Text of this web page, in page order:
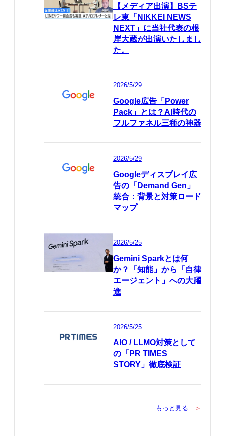
【メディア出演】BSテ
レ東「NIKKEI NEWS
NEXT」に当社代表の根
岸大蔵が出演いたしまし
た。
2026/5/29
Google広告「Power
Pack」とは？AI時代の
フルファネル三種の神器
2026/5/29
Googleディスプレイ広
告の「Demand Gen」
統合：背景と対策ロード
マップ
2026/5/25
Gemini Sparkとは何
か？「知能」から「自律
エージェント」への大躍
進
2026/5/25
AIO / LLMO対策として
の「PR TIMES
STORY」徹底検証
もっと見る ＞